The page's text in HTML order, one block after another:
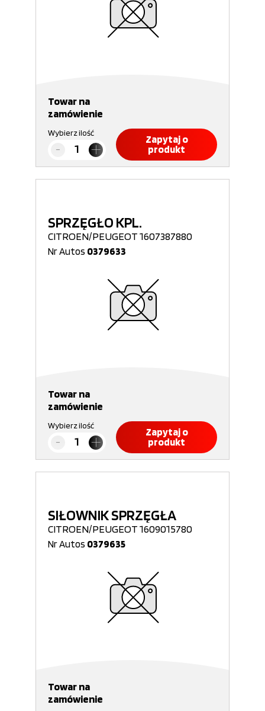
Towar na
zamówienie
Wybierz ilość
Zapytaj o
produkt
SPRZĘGŁO KPL.
CITROEN/PEUGEOT 1607387880
Nr Autos 0379633
Towar na
zamówienie
Wybierz ilość
Zapytaj o
produkt
SIŁOWNIK SPRZĘGŁA
CITROEN/PEUGEOT 1609015780
Nr Autos 0379635
Towar na
zamówienie